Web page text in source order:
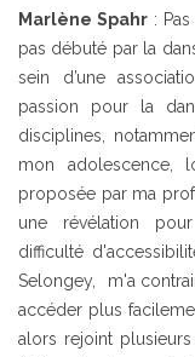
Marlène Spahr :
pas débuté par la
sein d’une
passion pour la
disciplines,
mon adolescence,
proposée par ma
une révélation
difficulté
Selongey, m'a
accéder plus
alors rejoint plusieurs